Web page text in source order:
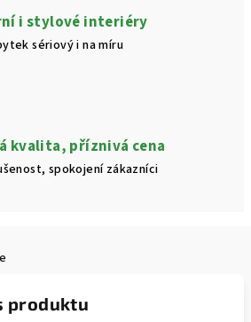
i stylové interiéry
sériový i na míru
kvalita, příznivá cena
spokojení zákazníci
produktu